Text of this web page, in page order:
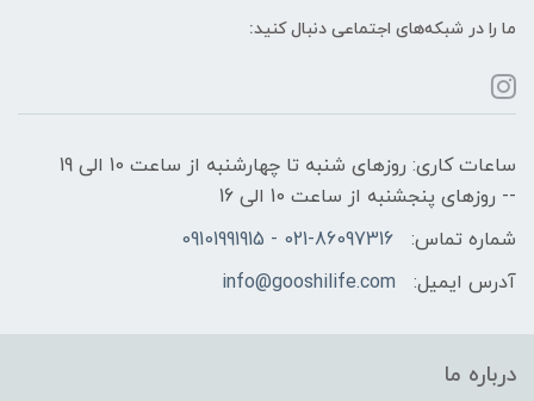
ما را در شبکه‌های اجتماعی دنبال کنید:
ساعات کاری: روزهای شنبه تا چهارشنبه از ساعت 10 الی 19
-- روزهای پنجشنبه از ساعت 10 الی 16
شماره تماس:
021-86097316 - 09101991915
آدرس ایمیل:
info@gooshilife.com
درباره ما